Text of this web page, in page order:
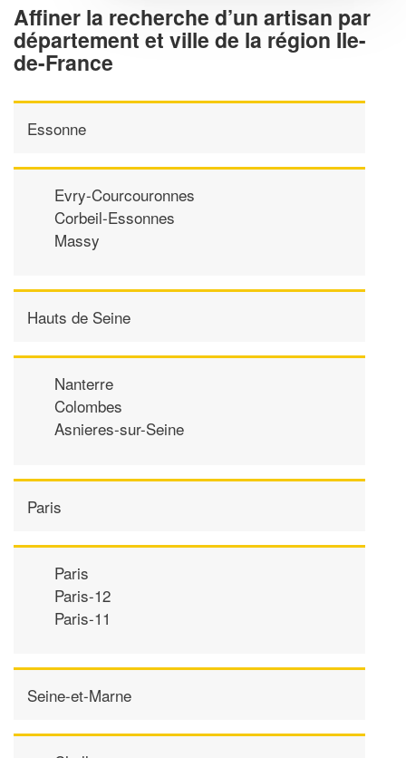
Affiner la recherche d’un artisan par
département et ville de la région Ile-
de-France
Essonne
Evry-Courcouronnes
Corbeil-Essonnes
Massy
Hauts de Seine
Nanterre
Colombes
Asnieres-sur-Seine
Paris
Paris
Paris-12
Paris-11
Seine-et-Marne